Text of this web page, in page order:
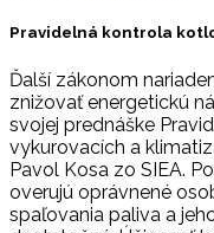
Pravidelná kontrola
Ďalší zákonom
znižovať energetickú
svojej prednáške
vykurovacích a
Pavol Kosa zo SIEA.
overujú oprávnené
spaľovania paliva a